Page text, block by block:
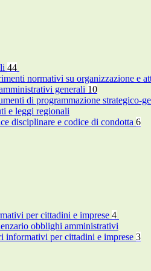
44
normativi su organizzazione e
generali 10
di programmazione strategico-
e leggi regionali
disciplinare e codice di condotta 6
per cittadini e imprese 4
obblighi amministrativi
informativi per cittadini e imprese 3